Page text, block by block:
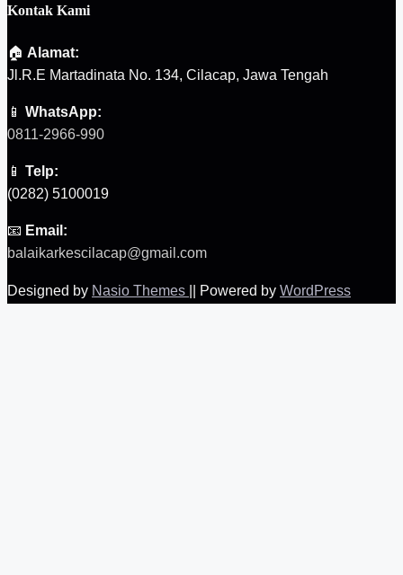
Kontak Kami
🏠 Alamat:
Jl.R.E Martadinata No. 134, Cilacap, Jawa Tengah
📱 WhatsApp:
0811-2966-990
📱 Telp:
(0282) 5100019
📧 Email:
balaikarkescilacap@gmail.com
Designed by Nasio Themes Powered by WordPress